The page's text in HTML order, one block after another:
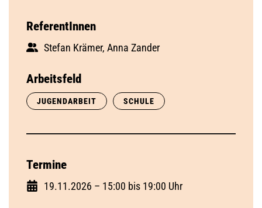
ReferentInnen
Stefan Krämer, Anna Zander
Arbeitsfeld
JUGENDARBEIT SCHULE
Termine
19.11.2026 – 15:00 bis 19:00 Uhr